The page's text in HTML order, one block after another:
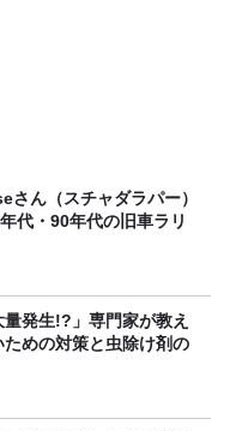
さん（スチャダラパー）
代・90年代の旧車ラリ
量発生!?」専門家が教え
めの対策と虫除け剤の